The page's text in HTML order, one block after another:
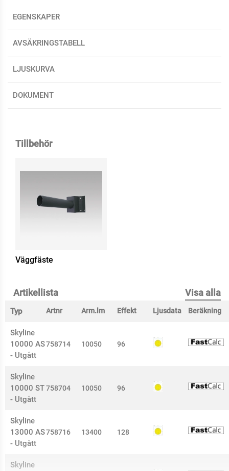
EGENSKAPER
AVSÄKRINGSTABELL
LJUSKURVA
DOKUMENT
Tillbehör
Väggfäste
Artikellista Visa alla
Typ Artnr Arm.lm Effekt Ljusdata Beräkning
Skyline
10000 AS
- Utgått
758714 10050 96
Skyline
10000 ST
- Utgått
758704 10050 96
Skyline
13000 AS
- Utgått
758716 13400 128
Skyline